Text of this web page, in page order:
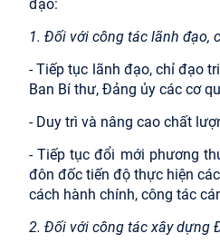
đạo:
1. Đối với công tác lãnh đạo,
- Tiếp tục lãnh đạo, chỉ đạo
Ban Bí thư, Đảng ủy các cơ
- Duy trì và nâng cao chất
- Tiếp tục đổi mới phương
đôn đốc tiến độ thực hiện
cách hành chính, công tác
2. Đối với công tác xây dựng